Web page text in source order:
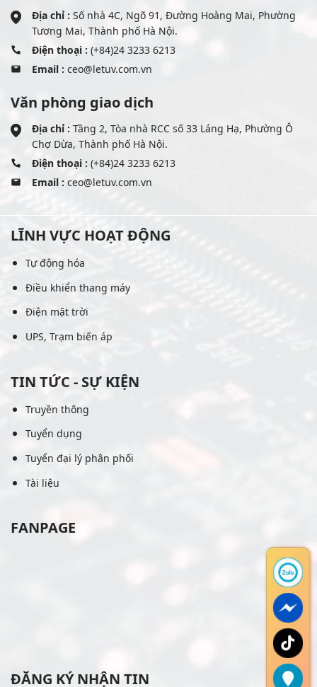
Địa chỉ : Số nhà 4C, Ngõ 91, Đường Hoàng Mai, Phường
Tương Mai, Thành phố Hà Nội.
Điện thoại : (+84)24 3233 6213
Email : ceo@letuv.com.vn
Văn phòng giao dịch
Địa chỉ : Tầng 2, Tòa nhà RCC số 33 Láng Hạ, Phường Ô
Chợ Dừa, Thành phố Hà Nội.
Điện thoại : (+84)24 3233 6213
Email : ceo@letuv.com.vn
LĨNH VỰC HOẠT ĐỘNG
Tự động hóa
Điều khiển thang máy
Điện mặt trời
UPS, Trạm biến áp
TIN TỨC - SỰ KIỆN
Truyền thông
Tuyển dụng
Tuyển đại lý phân phối
Tài liệu
FANPAGE
ĐĂNG KÝ NHẬN TIN